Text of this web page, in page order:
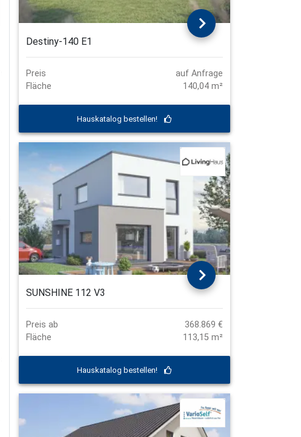
Destiny-140 E1
Preis
auf Anfrage
Fläche
140,04 m²
Hauskatalog bestellen!
SUNSHINE 112 V3
Preis ab
368.869 €
Fläche
113,15 m²
Hauskatalog bestellen!